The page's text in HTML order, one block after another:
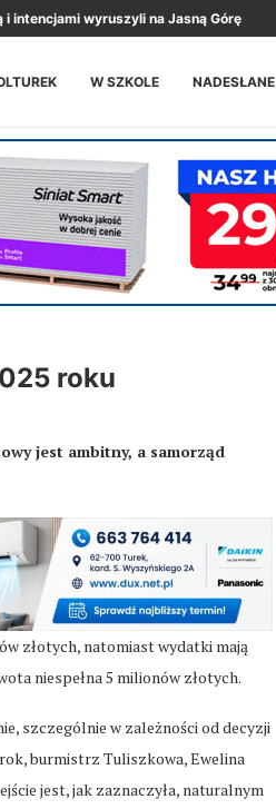
i intencjami wyruszyli na Jasną Górę
W SZKOLE NADESŁANE
roku
jest ambitny, a samorząd
złotych, natomiast wydatki mają
niespełna 5 milionów złotych.
szczególnie w zależności od decyzji
burmistrz Tuliszkowa, Ewelina
jest, jak zaznaczyła, naturalnym